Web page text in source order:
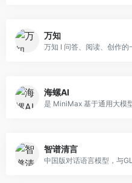
万知
万知 I 问答、阅读、创作的
海螺AI
智谱清言
中国版对话语言模型，与